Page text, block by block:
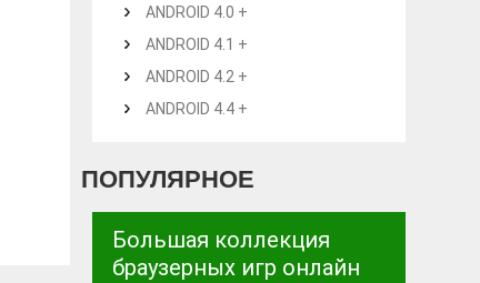
ANDROID 4.0 +
ANDROID 4.1 +
ANDROID 4.2 +
ANDROID 4.4 +
ПОПУЛЯРНОЕ
Большая коллекция
браузерных игр онлайн